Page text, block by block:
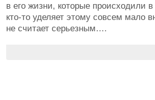
в его жизни, которые происходили в
кто-то уделяет этому совсем мало
не считает серьезным….